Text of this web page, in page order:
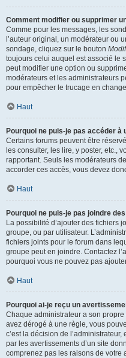
Comment modifier ou supprimer
Comme pour les messages, les
l’auteur original, un modérateur ou
sondage, cliquez sur le bouton
toujours celui auquel est associé le
peut modifier une option ou
modérateurs et les administrateurs
pour empêcher le trucage en
Haut
Pourquoi ne puis-je pas accéder à
Certains forums peuvent être
les consulter, les lire, y poster, etc.,
rapportant. Seuls les modérateurs
accorder ces accès, vous devez
Haut
Pourquoi ne puis-je pas joindre
La possibilité d’ajouter des fichiers
groupe, ou par utilisateur.
fichiers joints pour le forum dans
groupe peut en joindre. Contactez
pourquoi vous ne pouvez pas
Haut
Pourquoi ai-je reçu un
Chaque administrateur a son
avez dérogé à une règle, vous
c’est la décision de
par les avertissements d’un site
comprenez pas les raisons de votre